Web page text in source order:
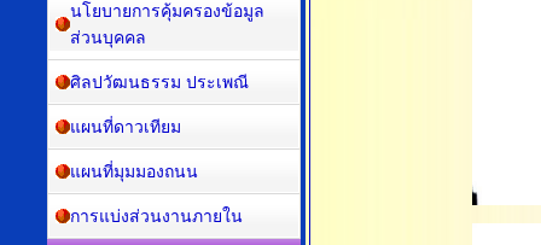
นโยบายการคุ้มครองข้อมูล
ส่วนบุคคล
ศิลปวัฒนธรรม ประเพณี
แผนที่ดาวเทียม
แผนที่มุมมองถนน
การแบ่งส่วนงานภายใน